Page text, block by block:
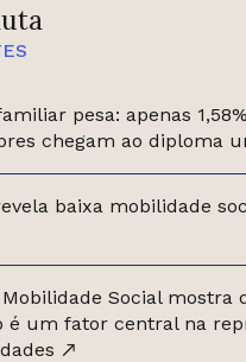
pesa: apenas
chegam ao diploma
baixa mobilidade
Social mostra
é um fator central na